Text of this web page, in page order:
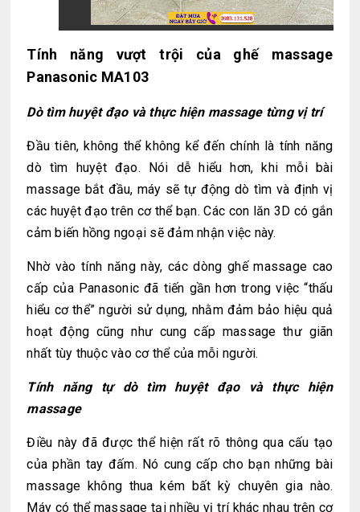
Tính năng vượt trội của ghế massage
Panasonic MA103
Dò tìm huyệt đạo và thực hiện massage từng vị trí
Đầu tiên, không thể không kể đến chính là tính năng
dò tìm huyệt đạo. Nói dễ hiểu hơn, khi mỗi bài
massage bắt đầu, máy sẽ tự động dò tìm và định vị
các huyệt đạo trên cơ thể bạn. Các con lăn 3D có gắn
cảm biến hồng ngoại sẽ đảm nhận việc này.
Nhờ vào tính năng này, các dòng ghế massage cao
cấp của Panasonic đã tiến gần hơn trong việc “thấu
hiểu cơ thể” người sử dụng, nhằm đảm bảo hiệu quả
hoạt động cũng như cung cấp massage thư giãn
nhất tùy thuộc vào cơ thể của mỗi người.
Tính năng tự dò tìm huyệt đạo và thực hiện
massage
Điều này đã được thể hiện rất rõ thông qua cấu tạo
của phần tay đấm. Nó cung cấp cho bạn những bài
massage không thua kém bất kỳ chuyên gia nào.
Máy có thể massage tại nhiều vị trí khác nhau trên cơ